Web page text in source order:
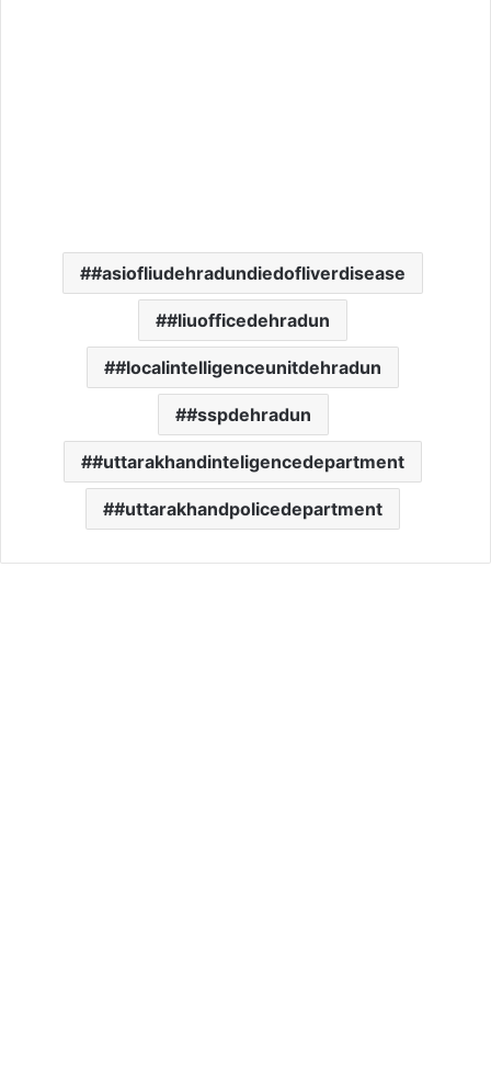
#asiofliudehradundiedofliverdisease
#liuofficedehradun
#localintelligenceunitdehradun
#sspdehradun
#uttarakhandinteligencedepartment
#uttarakhandpolicedepartment